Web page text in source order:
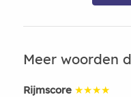
Meer woorden
Rijmscore ★★★★